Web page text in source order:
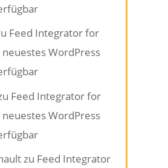
Feed Integrator for
WordPress
Feed Integrator for
WordPress
zu Feed Integrator